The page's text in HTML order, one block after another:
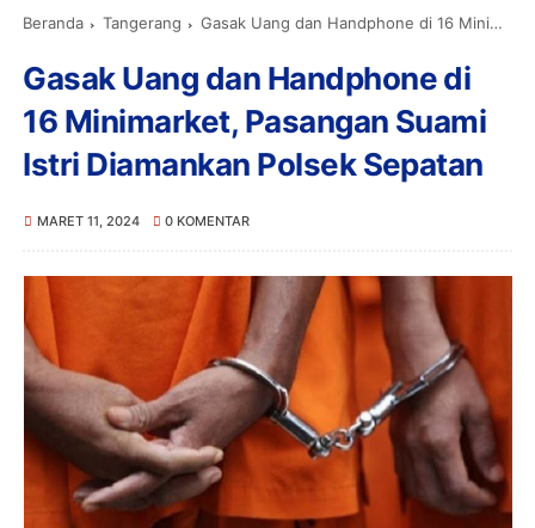
Beranda Tangerang Gasak Uang dan Handphone di 16 Minimarket, Pasangan Suami Istri Diamankan Polsek Sepatan
Gasak Uang dan Handphone di
16 Minimarket, Pasangan Suami
Istri Diamankan Polsek Sepatan
MARET 11, 2024 0 KOMENTAR